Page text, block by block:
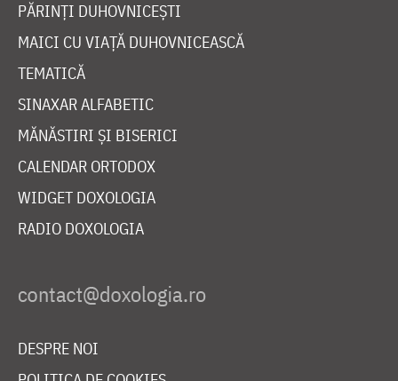
PĂRINȚI DUHOVNICEȘTI
MAICI CU VIAȚĂ DUHOVNICEASCĂ
TEMATICĂ
SINAXAR ALFABETIC
MĂNĂSTIRI ȘI BISERICI
CALENDAR ORTODOX
WIDGET DOXOLOGIA
RADIO DOXOLOGIA
DESPRE NOI